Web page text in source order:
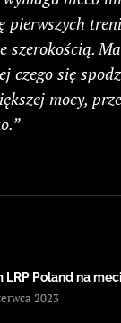
się
mocy,
LRP Poland na
2023